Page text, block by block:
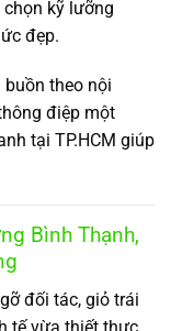
kỹ lưỡng
đẹp.
buồn theo nội
điệp một
tại TP.HCM giúp
Bình Thạnh,
đối tác, giỏ trái